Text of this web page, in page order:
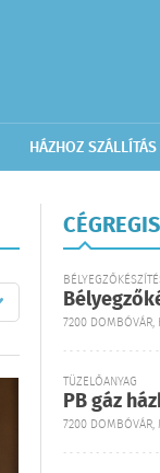
HÁZHOZ SZÁLLÍTÁS
7200 DOMBÓVÁR,
TÜZELŐANYAG
PB gáz
7200 DOMBÓVÁR,